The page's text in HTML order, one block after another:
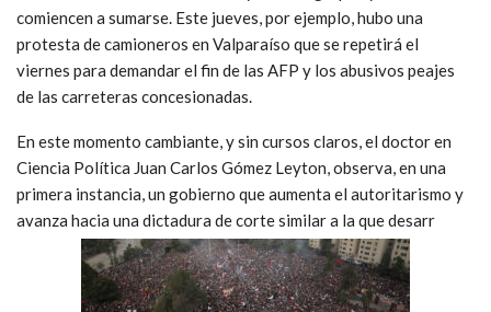
comiencen a sumarse. Este jueves, por ejemplo, hubo una
protesta de camioneros en Valparaíso que se repetirá el
viernes para demandar el fin de las AFP y los abusivos peajes
de las carreteras concesionadas.
En este momento cambiante, y sin cursos claros, el doctor en
Ciencia Política Juan Carlos Gómez Leyton, observa, en una
primera instancia, un gobierno que aumenta el autoritarismo y
avanza hacia una dictadura de corte similar a la que desarr